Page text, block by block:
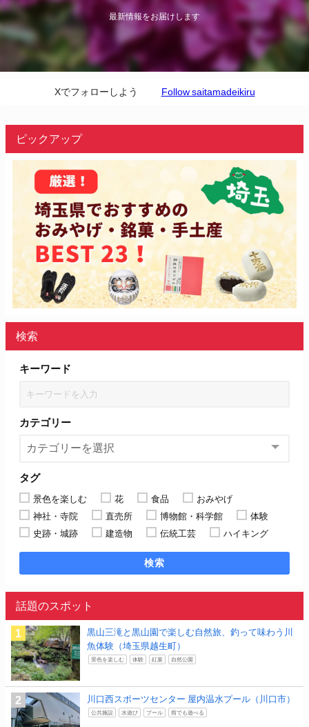
最新情報をお届けします
Xでフォローしよう Follow saitamadeikiru
ピックアップ
検索
キーワード
カテゴリー
タグ
景色を楽しむ 花 食品
おみやげ
神社・寺院
直売所 博物館・科学館
体験
史跡・城跡
建造物 伝統工芸 ハイキング
検索
話題のスポット
黒山三滝と黒山園で楽しむ自然旅、釣って味わう川
魚体験（埼玉県越生町）
景色を楽しむ 体験 紅葉 自然公園
川口西スポーツセンター 屋内温水プール（川口市）
公共施設 水遊び プール 雨でも遊べる